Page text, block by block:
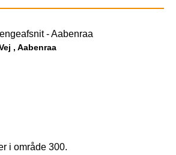
- Aabenraa
, Aabenraa
i område 300.